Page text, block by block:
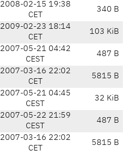
2008-02-15 19:38
CET
340 B
2009-02-23 18:14
CET
103 KiB
2007-05-21 04:42
CEST
487 B
2007-03-16 22:02
CET
5815 B
2007-05-21 04:45
CEST
32 KiB
2007-05-22 21:59
CEST
487 B
2007-03-16 22:02
CET
5815 B